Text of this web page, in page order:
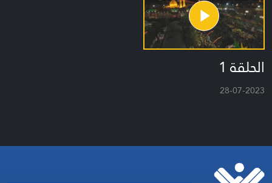
الحلقة 1
28-07-2023